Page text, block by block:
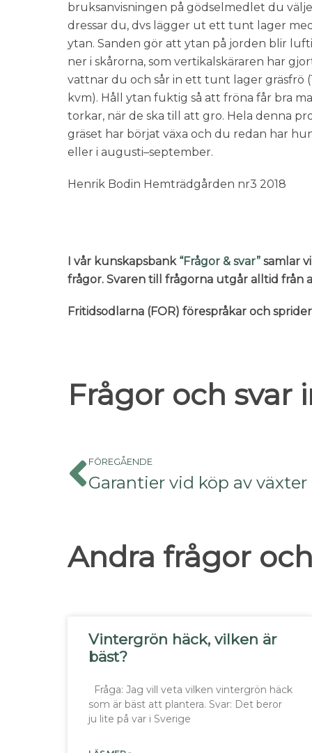
bruksanvisningen på gödselmedlet du
dressar du, dvs lägger ut ett tunt lager
ytan. Sanden gör att ytan på jorden blir
ner i skårorna, som vertikalskäraren har
vattnar du och sår in ett tunt lager gräsfrö
kvm). Håll ytan fuktig så att fröna får bra
torkar, när de ska till att gro. Hela denna
gräset har börjat växa och du redan har
eller i augusti–september.
Henrik Bodin Hemträdgården nr3 2018
I vår kunskapsbank “Frågor & svar” samlar
frågor. Svaren till frågorna utgår alltid från
Fritidsodlarna (FOR) förespråkar och
Frågor och
FÖREGÅENDE
Garantier vid köp av växter
Andra frågor
Vintergrön häck, vilken är
bäst?
Fråga: Jag vill veta vilken vintergrön häck
som är bäst att plantera. Svar: Det beror
ju lite på var i Sverige